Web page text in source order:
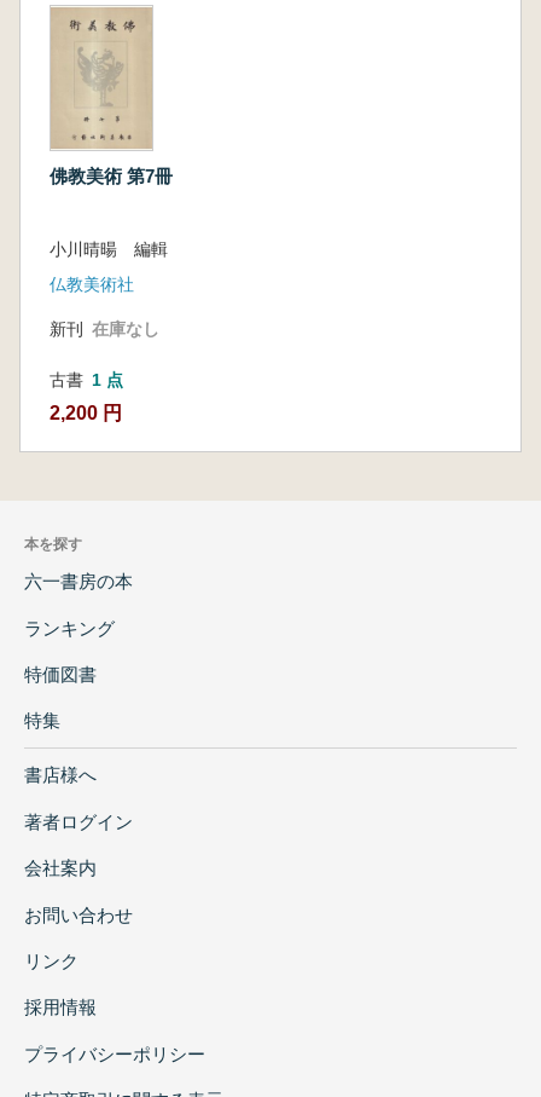
佛教美術 第7冊
小川晴暘 編輯
仏教美術社
新刊 在庫なし
古書 1 点
2,200 円
本を探す
六一書房の本
ランキング
特価図書
特集
書店様へ
著者ログイン
会社案内
お問い合わせ
リンク
採用情報
プライバシーポリシー